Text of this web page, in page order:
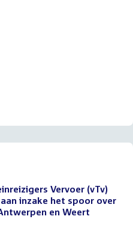
Vervoer (vTv)
inzake het spoor over
en Weert